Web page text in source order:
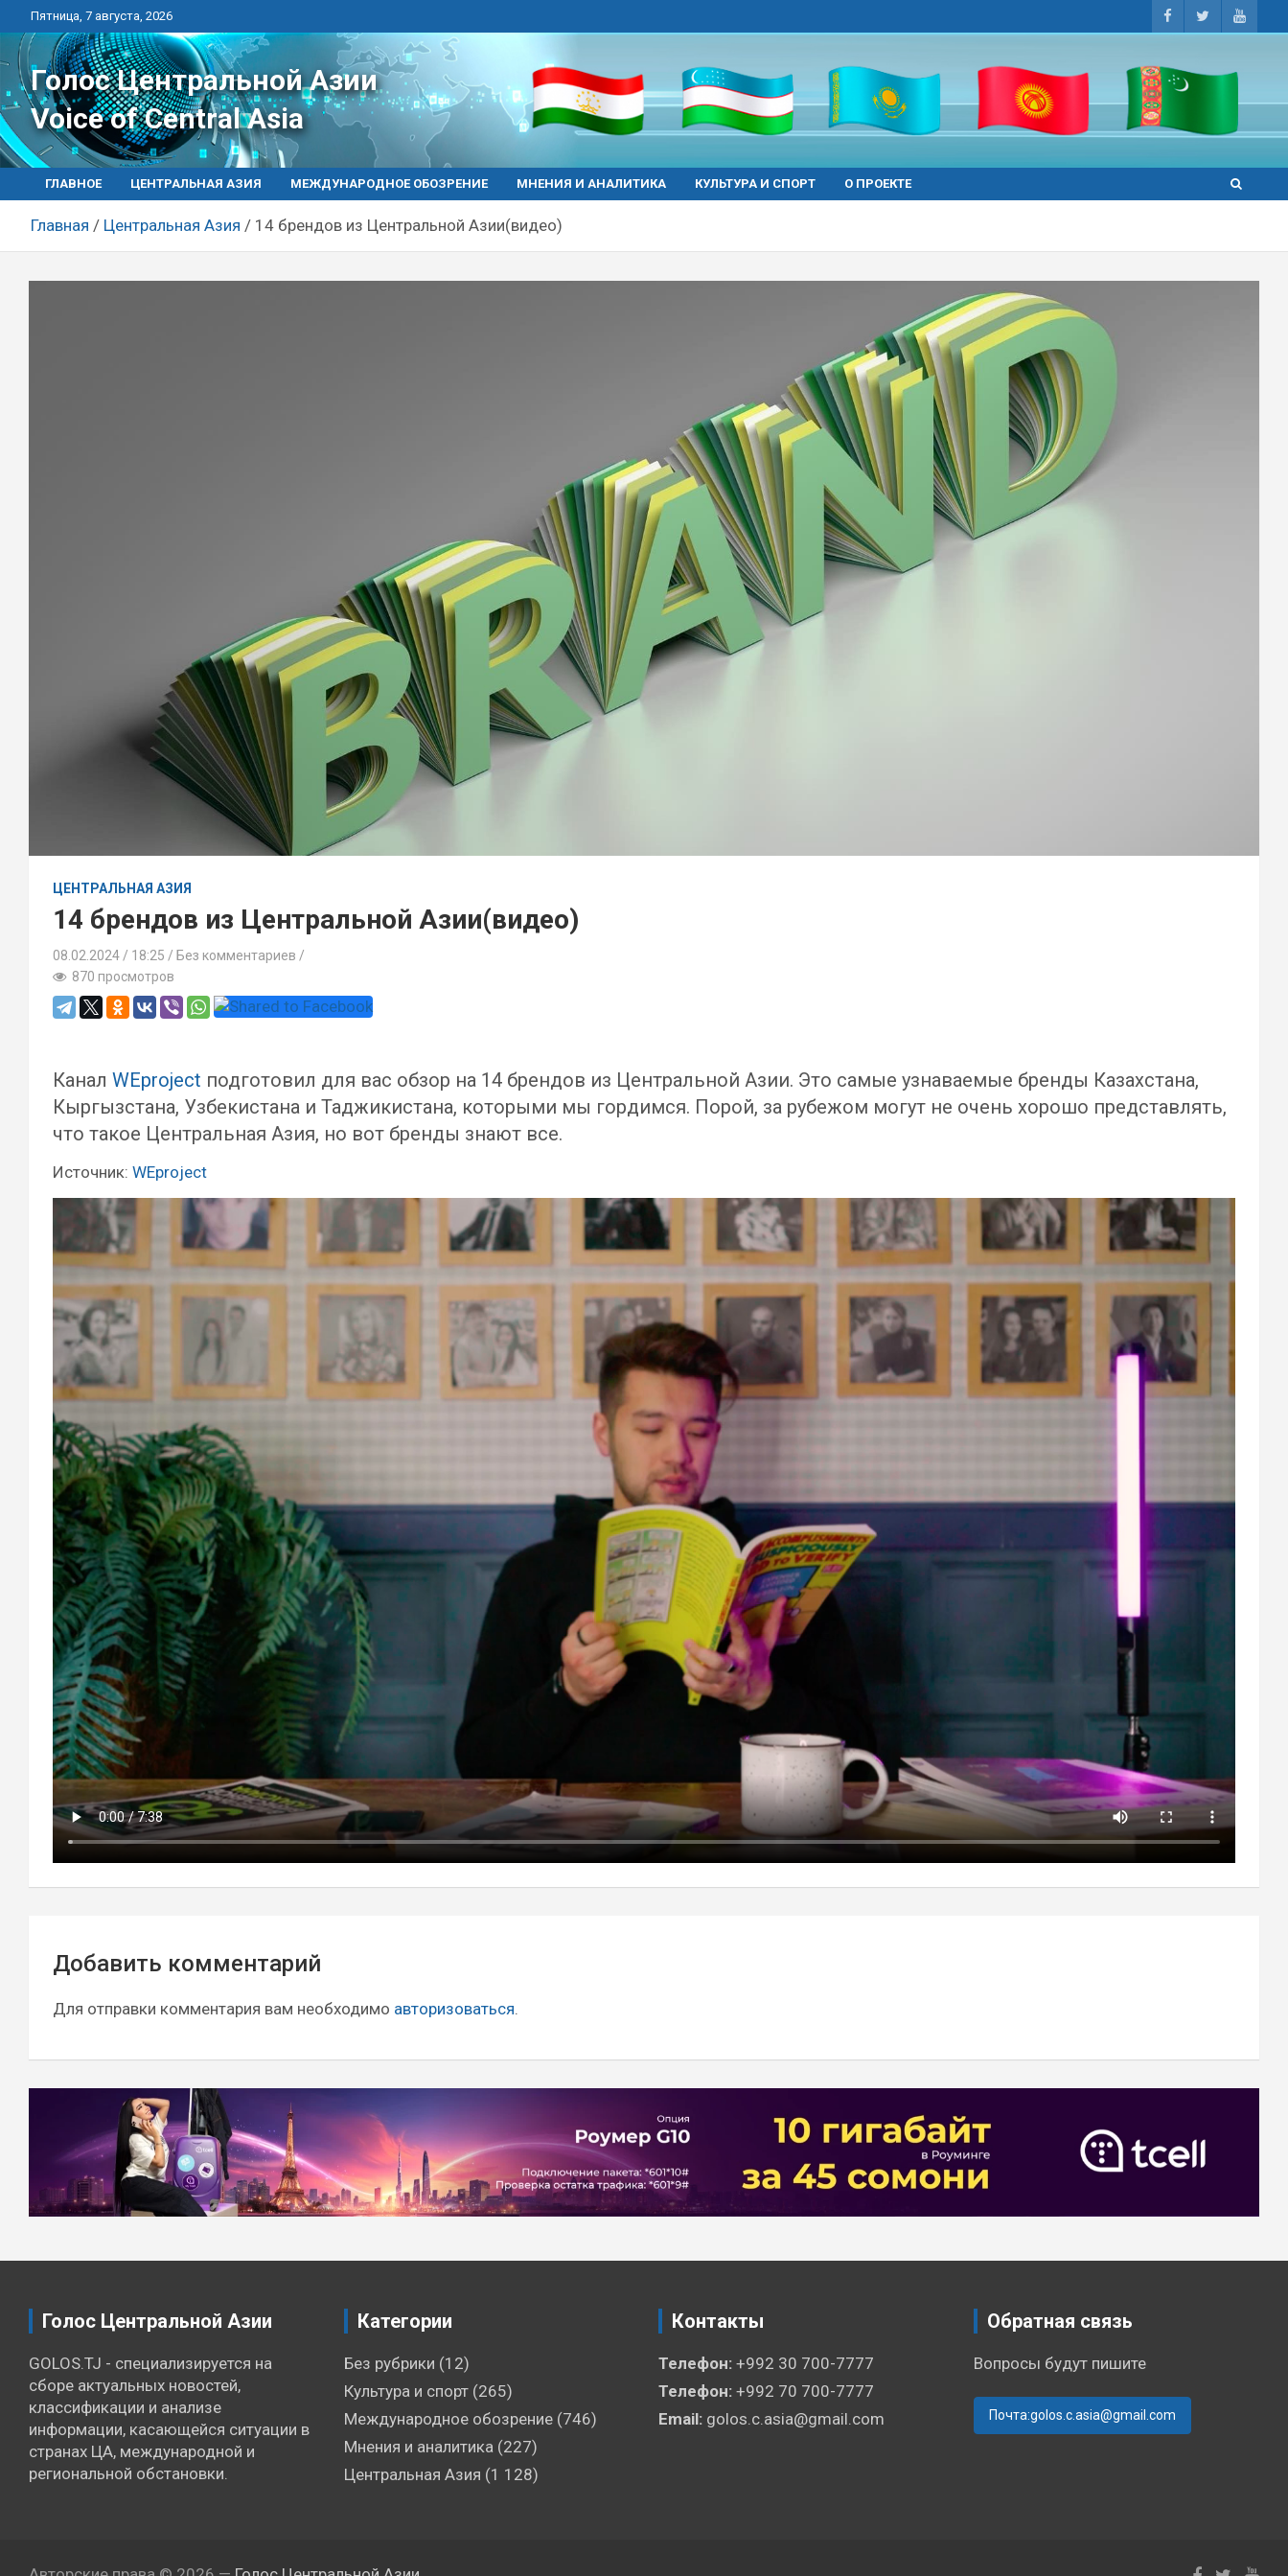
Перейти
к
контенту
Пятница, 7 августа, 2026
Голос Центральной Азии
Voice of Central Asia
ГЛАВНОЕ ЦЕНТРАЛЬНАЯ АЗИЯ МЕЖДУНАРОДНОЕ ОБОЗРЕНИЕ МНЕНИЯ И АНАЛИТИКА КУЛЬТУРА И СПОРТ О ПРОЕКТЕ
Главная Центральная Азия 14 брендов из Центральной Азии(видео)
ЦЕНТРАЛЬНАЯ АЗИЯ
14 брендов из Центральной Азии(видео)
08.02.2024 18:25 / Без комментариев
870 просмотров
Канал WEproject подготовил для вас обзор на 14 брендов из Центральной Азии. Это самые узнаваемые бренды Казахстана,
Кыргызстана, Узбекистана и Таджикистана, которыми мы гордимся. Порой, за рубежом могут не очень хорошо представлять,
что такое Центральная Азия, но вот бренды знают все.
Источник: WEproject
по
записям
Добавить комментарий
Для отправки комментария вам необходимо авторизоваться.
Голос Центральной Азии
GOLOS.TJ - специализируется на
сборе актуальных новостей,
классификации и анализе
информации, касающейся ситуации в
странах ЦА, международной и
региональной обстановки.
Категории
Без рубрики (12)
Культура и спорт(265)
Международное обозрение(746)
Мнения и аналитика (227)
Центральная Азия (1 128)
Контакты
Телефон: +992 30 700-7777
Телефон: +992 70 700-7777
Email: golos.c.asia@gmail.com
Обратная связь
Вопросы будут пишите
Почта:golos.c.asia@gmail.com